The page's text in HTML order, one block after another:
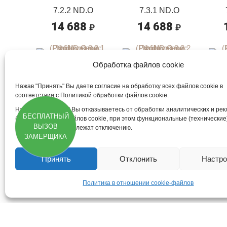
Обработка файлов cookie
Нажав "Принять" Вы даете согласие на обработку всех файлов cookie в
соответствии с Политикой обработки файлов cookie.
Нажав "Отклонить" Вы отказываетесь от обработки аналитических и
(маркетинговых) файлов cookie, при этом функциональные
файлы cookie не подлежат отключению.
Принять Отклонить
Политика в отношении cookie-файлов
7.2.2 ND.O
14 688₽
7.3.1 ND.O
14 688₽
14 688₽
8.2.2 ND.O
14 688₽
9.1.2 ND.O
12 240
9.2.1 ND.O
БЕСПЛАТНЫЙ
ВЫЗОВ
ЗАМЕРЩИКА